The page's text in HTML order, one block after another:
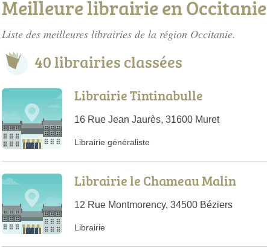
Meilleure librairie en Occitanie
Liste des meilleures librairies de la région Occitanie.
40 librairies classées
Librairie Tintinabulle
16 Rue Jean Jaurès, 31600 Muret
Librairie généraliste
Librairie le Chameau Malin
12 Rue Montmorency, 34500 Béziers
Librairie